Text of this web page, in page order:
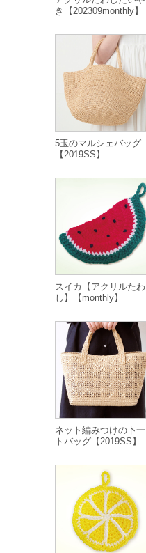
き【202309monthly】
5玉のマルシェバッグ
【2019SS】
スイカ【アクリルたわ
し】【monthly】
ネット編みつけの卜一
トバッグ【2019SS】